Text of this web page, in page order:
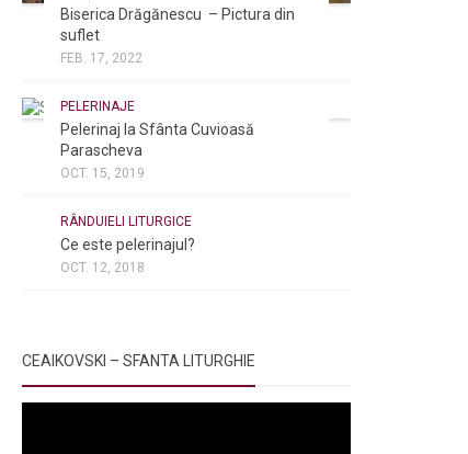
Biserica Drăgănescu – Pictura din
suflet
FEB. 17, 2022
PELERINAJE
Pelerinaj la Sfânta Cuvioasă
Parascheva
OCT. 15, 2019
RÂNDUIELI LITURGICE
Ce este pelerinajul?
OCT. 12, 2018
CEAIKOVSKI – SFANTA LITURGHIE